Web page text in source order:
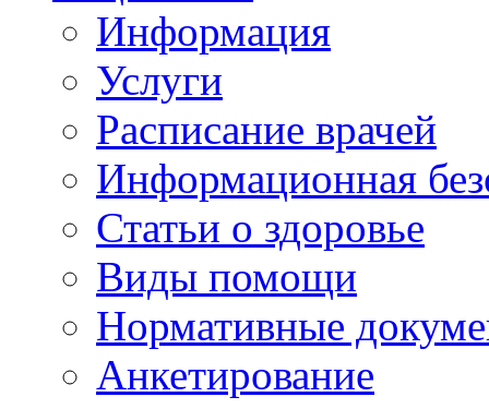
Информация
Услуги
Расписание врачей
Информационная
Статьи о здоровье
Виды помощи
Нормативные
Анкетирование